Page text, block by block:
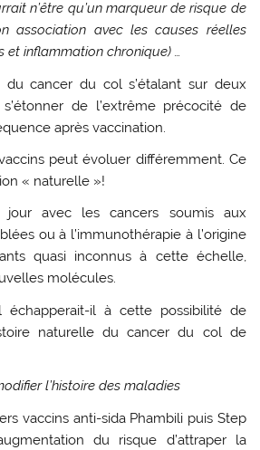
n’être qu’un marqueur de risque de
association avec les causes réelles
et inflammation chronique) …
du cancer du col s’étalant sur deux
de l’extrême précocité de
après vaccination.
peut évoluer différemment. Ce
« naturelle »!
avec les cancers soumis aux
ou à l’immunothérapie à l’origine
quasi inconnus à cette échelle,
molécules.
échapperait-il à cette possibilité de
naturelle du cancer du col de
l’histoire des maladies
vaccins anti-sida Phambili puis Step
du risque d’attraper la